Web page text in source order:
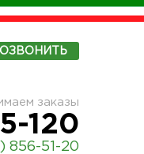
заказы
120
856-51-20